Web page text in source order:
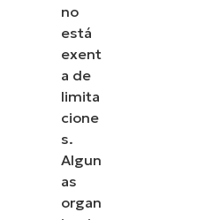
Microsoft
8.
no
está
exent
a de
limita
cione
s.
Algun
as
organ